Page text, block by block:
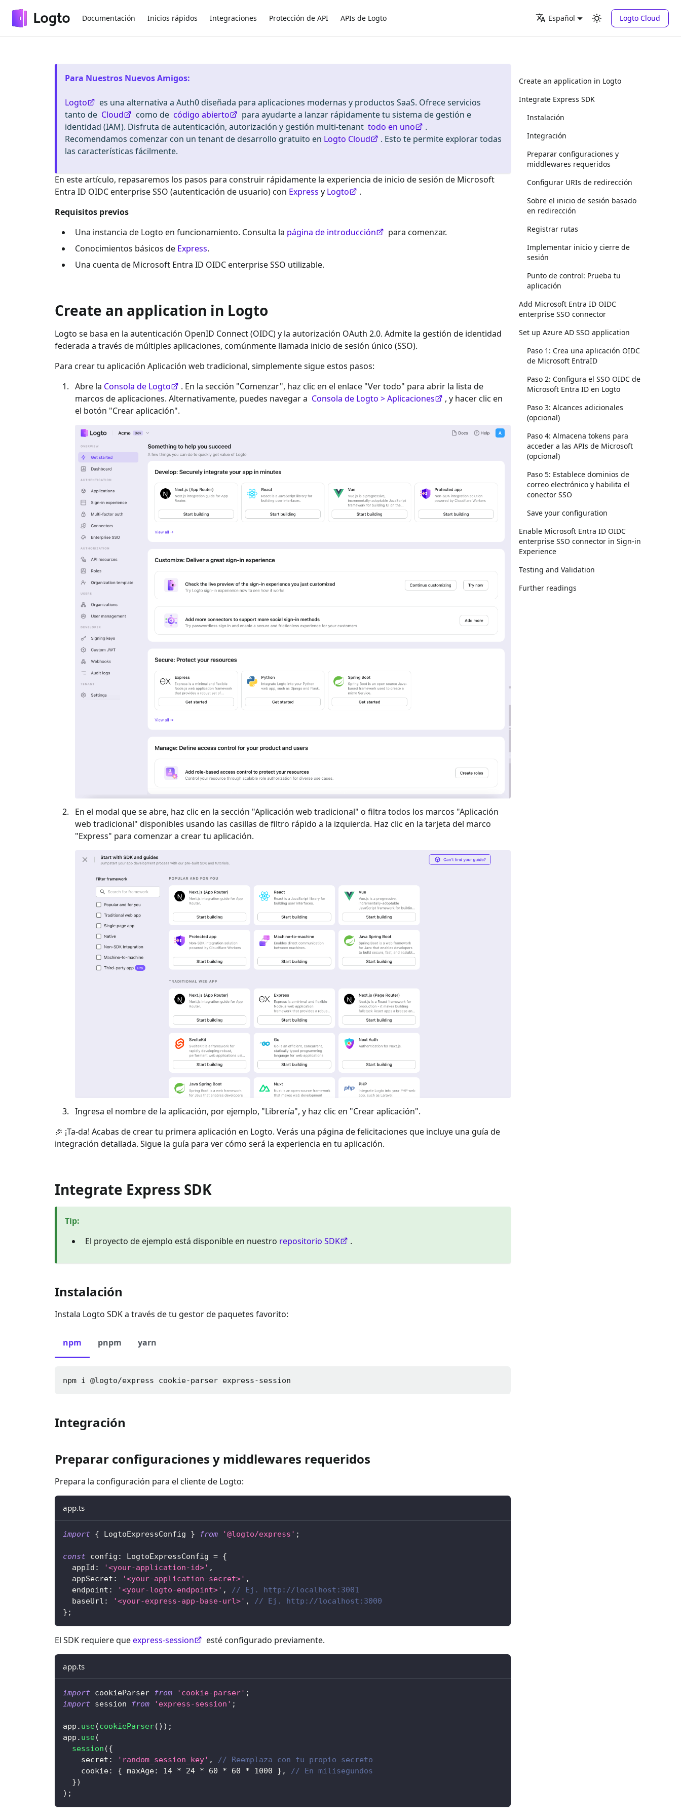
Documentación Inicios rápidos Integraciones Protección de API APIs de Logto Español Logto Cloud
Para Nuestros Nuevos Amigos:
Logto
es una alternativa a Auth0 diseñada para aplicaciones modernas y productos SaaS. Ofrece servicios
tanto de Cloud como de código abierto
para ayudarte a lanzar rápidamente tu sistema de gestión e
identidad (IAM). Disfruta de autenticación, autorización y gestión multi-tenant todo en uno
.
Recomendamos comenzar con un tenant de desarrollo gratuito en Logto Cloud
. Esto te permite explorar todas
las características fácilmente.
En este artículo, repasaremos los pasos para construir rápidamente la experiencia de inicio de sesión de Microsoft
Entra ID OIDC enterprise SSO (autenticación de usuario) con Express y Logto
.
Requisitos previos
Una instancia de Logto en funcionamiento. Consulta la página de introducción
para comenzar.
Conocimientos básicos de Express.
Una cuenta de Microsoft Entra ID OIDC enterprise SSO utilizable.
Create an application in Logto
Logto se basa en la autenticación OpenID Connect (OIDC) y la autorización OAuth 2.0. Admite la gestión de identidad
federada a través de múltiples aplicaciones, comúnmente llamada inicio de sesión único (SSO).
Para crear tu aplicación Aplicación web tradicional, simplemente sigue estos pasos:
Abre la Consola de Logto
. En la sección "Comenzar", haz clic en el enlace "Ver todo" para abrir la lista de
marcos de aplicaciones. Alternativamente, puedes navegar a Consola de Logto > Aplicaciones
, y hacer clic en
el botón "Crear aplicación".
En el modal que se abre, haz clic en la sección "Aplicación web tradicional" o filtra todos los marcos "Aplicación
web tradicional" disponibles usando las casillas de filtro rápido a la izquierda. Haz clic en la tarjeta del marco
"Express" para comenzar a crear tu aplicación.
Ingresa el nombre de la aplicación, por ejemplo, "Librería", y haz clic en "Crear aplicación".
🎉 ¡Ta-da! Acabas de crear tu primera aplicación en Logto. Verás una página de felicitaciones que incluye una guía de
integración detallada. Sigue la guía para ver cómo será la experiencia en tu aplicación.
Integrate Express SDK
Tip:
El proyecto de ejemplo está disponible en nuestro repositorio SDK .
Instalación
Instala Logto SDK a través de tu gestor de paquetes favorito:
npm pnpm yarn
npm i @logto/express cookie-parser express-session
Integración
Preparar configuraciones y middlewares requeridos
Prepara la configuración para el cliente de Logto:
app.ts
import { LogtoExpressConfig } from '@logto/express' ;
const config : LogtoExpressConfig = {
  appId
: '<your-application-id>' ,
  appSecret
: '<your-application-secret>' ,
  endpoint
: '<your-logto-endpoint>' ,
// Ej. http://localhost:3001
  baseUrl
: '<your-express-app-base-url>' ,
// Ej. http://localhost:3000
} ;
El SDK requiere queexpress-session esté configurado previamente.
app.ts
import cookieParser from 'cookie-parser' ;
import session from 'express-session' ;
app . use(cookieParser( ) ) ;
app . use(
session ({
    secret
: 'random_session_key' ,
// Reemplaza con tu propio secreto
    cookie
: { maxAge: 14 * 24 * 60 * 60 * 1000 } ,
// En milisegundos
})
) ;
Create an application in Logto
Integrate Express SDK
Instalación
Integración
Preparar configuraciones y
middlewares requeridos
Configurar URIs de redirección
Sobre el inicio de sesión basado
en redirección
Registrar rutas
Implementar inicio y cierre de
sesión
Punto de control: Prueba tu
aplicación
Add Microsoft Entra ID OIDC
enterprise SSO connector
Set up Azure AD SSO application
Paso 1: Crea una aplicación OIDC
de Microsoft EntraID
Paso 2: Configura el SSO OIDC de
Microsoft Entra ID en Logto
Paso 3: Alcances adicionales
(opcional)
Paso 4: Almacena tokens para
acceder a las APIs de Microsoft
(opcional)
Paso 5: Establece dominios de
correo electrónico y habilita el
conector SSO
Save your configuration
Enable Microsoft Entra ID OIDC
enterprise SSO connector in Sign-in
Experience
Testing and Validation
Further readings